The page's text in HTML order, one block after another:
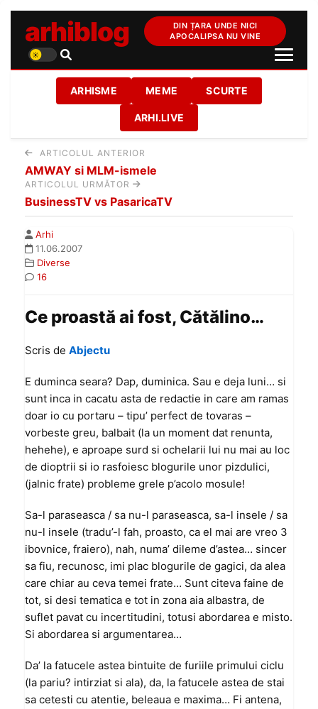
arhiblog
DIN ȚARA UNDE NICI
APOCALIPSA NU VINE
ARHISME MEME SCURTE
ARHI.LIVE
ARTICOLUL ANTERIOR
AMWAY si MLM-ismele
ARTICOLUL URMĂTOR
BusinessTV vs PasaricaTV
Arhi
11.06.2007
Diverse
16
Ce proastă ai fost, Cătălino…
Scris de Abjectu
E duminca seara? Dap, duminica. Sau e deja luni… si
sunt inca in cacatu asta de redactie in care am ramas
doar io cu portaru – tipu’ perfect de tovaras –
vorbeste greu, balbait (la un moment dat renunta,
hehehe), e aproape surd si ochelarii lui nu mai au loc
de dioptrii si io rasfoiesc blogurile unor pizdulici,
(jalnic frate) probleme grele p’acolo mosule!
Sa-l paraseasca / sa nu-l paraseasca, sa-l insele / sa
nu-l insele (tradu’-l fah, proasto, ca el mai are vreo 3
ibovnice, fraiero), nah, numa’ dileme d’astea… sincer
sa fiu, recunosc, imi plac blogurile de gagici, da alea
care chiar au ceva temei frate… Sunt citeva faine de
tot, si desi tematica e tot in zona aia albastra, de
suflet pavat cu incertitudini, totusi abordarea e misto.
Si abordarea si argumentarea…
Da’ la fatucele astea bintuite de furiile primului ciclu
(la pariu? intirziat si ala), da, la fatucele astea de stai
sa cetesti cu atentie, beleaua e maxima… Fi antena,